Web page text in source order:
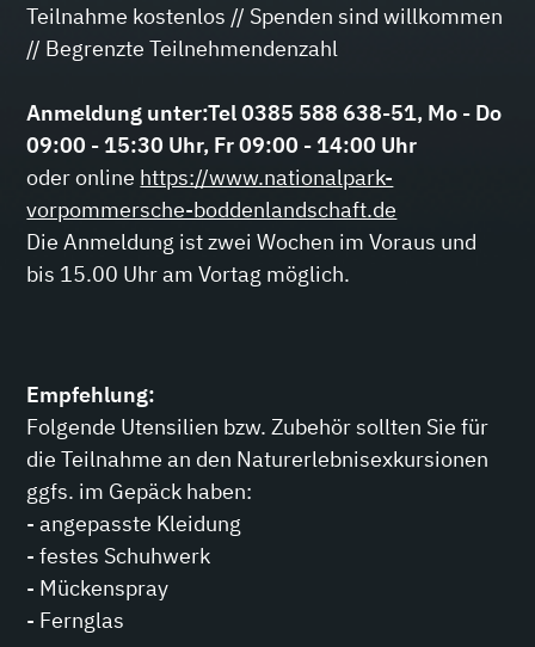
Teilnahme kostenlos // Spenden sind willkommen
// Begrenzte Teilnehmendenzahl
Anmeldung unter:Tel 0385 588 638-51, Mo - Do
09:00 - 15:30 Uhr, Fr 09:00 - 14:00 Uhr
oder online https://www.nationalpark-
vorpommersche-boddenlandschaft.de
Die Anmeldung ist zwei Wochen im Voraus und
bis 15.00 Uhr am Vortag möglich.
Empfehlung:
Folgende Utensilien bzw. Zubehör sollten Sie für
die Teilnahme an den Naturerlebnisexkursionen
ggfs. im Gepäck haben:
- angepasste Kleidung
- festes Schuhwerk
- Mückenspray
- Fernglas